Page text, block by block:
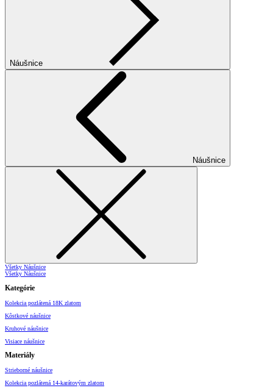
Náušnice
Náušnice
Všetky Náušnice
Všetky Náušnice
Kategórie
Kolekcia pozlátená 18K zlatom
Kôstkové náušnice
Kruhové náušnice
Visiace náušnice
Materiály
Strieborné náušnice
Kolekcia pozlátená 14-karátovým zlatom